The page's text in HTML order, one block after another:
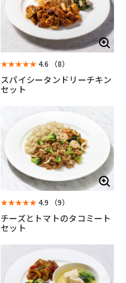
★★★★★4.6 （8）
スパイシータンドリーチキン
セット
★★★★★4.9 （9）
チーズとトマトのタコミート
セット